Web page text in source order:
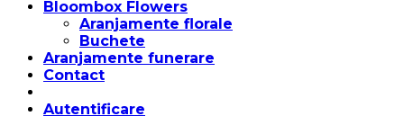
Bloombox Flowers
Aranjamente florale
Buchete
Aranjamente funerare
Contact
Autentificare